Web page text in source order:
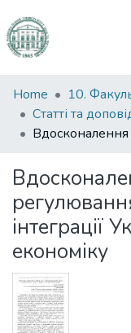
Communities
&
Collections
Statistics
Home
Статті та
інтеграції
економіку